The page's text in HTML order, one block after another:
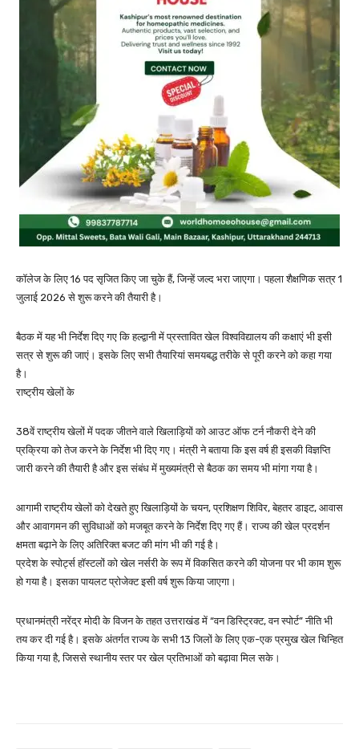
कॉलेज के लिए 16 पद सृजित किए जा चुके हैं, जिन्हें जल्द भरा जाएगा। पहला शैक्षणिक सत्र 1
जुलाई 2026 से शुरू करने की तैयारी है।
बैठक में यह भी निर्देश दिए गए कि हल्द्वानी में प्रस्तावित खेल विश्वविद्यालय की कक्षाएं भी इसी
सत्र से शुरू की जाएं। इसके लिए सभी तैयारियां समयबद्ध तरीके से पूरी करने को कहा गया
है।
राष्ट्रीय खेलों के
38वें राष्ट्रीय खेलों में पदक जीतने वाले खिलाड़ियों को आउट ऑफ टर्न नौकरी देने की
प्रक्रिया को तेज करने के निर्देश भी दिए गए। मंत्री ने बताया कि इस वर्ष ही इसकी विज्ञप्ति
जारी करने की तैयारी है और इस संबंध में मुख्यमंत्री से बैठक का समय भी मांगा गया है।
आगामी राष्ट्रीय खेलों को देखते हुए खिलाड़ियों के चयन, प्रशिक्षण शिविर, बेहतर डाइट, आवास
और आवागमन की सुविधाओं को मजबूत करने के निर्देश दिए गए हैं। राज्य की खेल प्रदर्शन
क्षमता बढ़ाने के लिए अतिरिक्त बजट की मांग भी की गई है।
प्रदेश के स्पोर्ट्स हॉस्टलों को खेल नर्सरी के रूप में विकसित करने की योजना पर भी काम शुरू
हो गया है। इसका पायलट प्रोजेक्ट इसी वर्ष शुरू किया जाएगा।
प्रधानमंत्री नरेंद्र मोदी के विजन के तहत उत्तराखंड में “वन डिस्ट्रिक्ट, वन स्पोर्ट” नीति भी
तय कर दी गई है। इसके अंतर्गत राज्य के सभी 13 जिलों के लिए एक-एक प्रमुख खेल चिन्हित
किया गया है, जिससे स्थानीय स्तर पर खेल प्रतिभाओं को बढ़ावा मिल सके।